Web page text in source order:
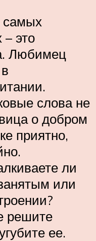
самых
это
Любимец
слова не
о добром
приятно,
ли
или
решите
ее.